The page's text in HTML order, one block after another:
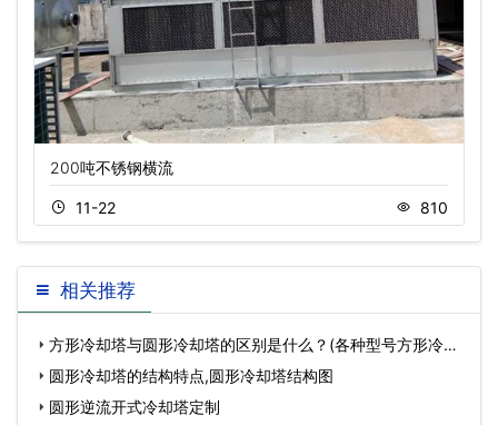
200吨不锈钢横流
11-22 810
相关推荐
方形冷却塔与圆形冷却塔的区别是什么？(各种型号方形冷却
塔)圆形冷却塔的结构特点,圆形冷却塔结构图
圆形逆流开式冷却塔定制